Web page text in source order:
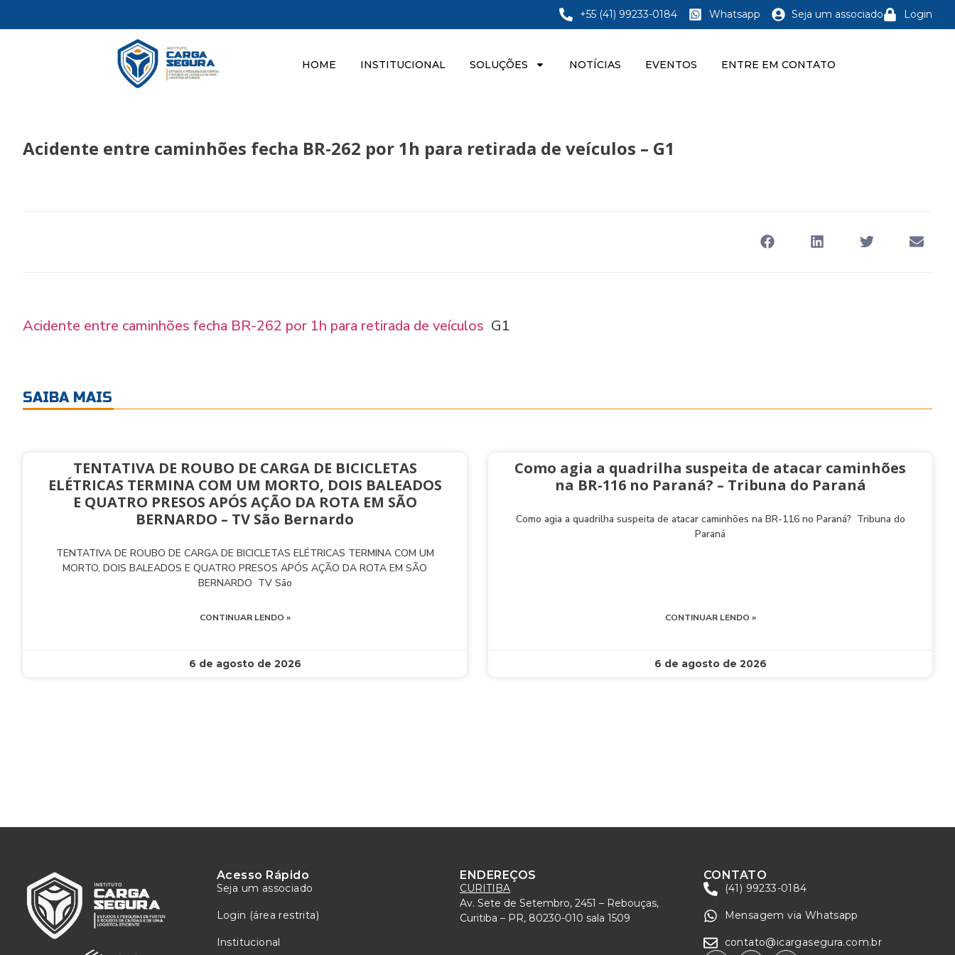
+55 (41) 99233-0184 Whatsapp Seja um associado Login
HOME INSTITUCIONAL SOLUÇÕES NOTÍCIAS EVENTOS ENTRE EM CONTATO
Acidente entre caminhões fecha BR-262 por 1h para retirada de veículos – G1
Acidente entre caminhões fecha BR-262 por 1h para retirada de veículos G1
SAIBA MAIS
TENTATIVA DE ROUBO DE CARGA DE BICICLETAS
ELÉTRICAS TERMINA COM UM MORTO, DOIS BALEADOS
E QUATRO PRESOS APÓS AÇÃO DA ROTA EM SÃO
BERNARDO – TV São Bernardo
TENTATIVA DE ROUBO DE CARGA DE BICICLETAS ELÉTRICAS TERMINA COM UM
MORTO, DOIS BALEADOS E QUATRO PRESOS APÓS AÇÃO DA ROTA EM SÃO
BERNARDO TV São
CONTINUAR LENDO »
6 de agosto de 2026
Como agia a quadrilha suspeita de atacar caminhões
na BR-116 no Paraná? – Tribuna do Paraná
Como agia a quadrilha suspeita de atacar caminhões na BR-116 no Paraná? Tribuna do
Paraná
CONTINUAR LENDO »
6 de agosto de 2026
Acesso Rápido
Seja um associado
Login (área restrita)
Institucional
ENDEREÇOS
CURITIBA
Av. Sete de Setembro, 2451 – Rebouças,
Curitiba – PR, 80230-010 sala 1509
CONTATO
(41) 99233-0184
Mensagem via Whatsapp
contato@icargasegura.com.br